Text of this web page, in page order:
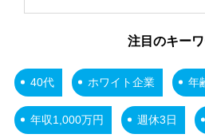
注目のキー
40代 ホワイト企業 年
年収1,000万円 週休3日